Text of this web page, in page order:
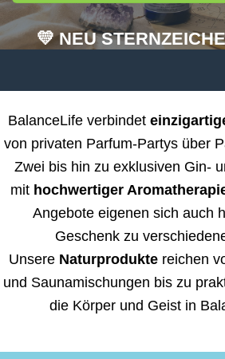
💛 NEU
BalanceLife verbindet
von privaten Parfum-Partys über
Zwei bis hin zu exklusiven Gin-
mit hochwertiger
Angebote eigenen sich auch
Geschenk zu
Unsere Naturprodukte reichen
und Saunamischungen bis zu
die Körper und Geist in